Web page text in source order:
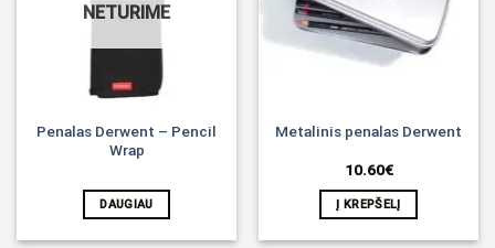
NETURIME
Penalas Derwent – Pencil
Wrap
DAUGIAU
Metalinis penalas Derwent
10.60€
Į KREPŠELĮ